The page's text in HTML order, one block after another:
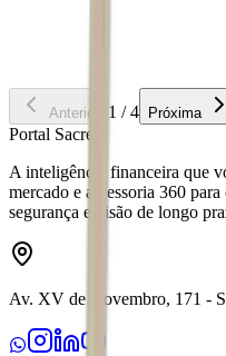
Ler Artigo
Anterior 1 /4 Próxima
Portal Sacre
A inteligência financeira que
mercado e assessoria 360
segurança e visão de longo
Av. XV de Novembro, 171 -